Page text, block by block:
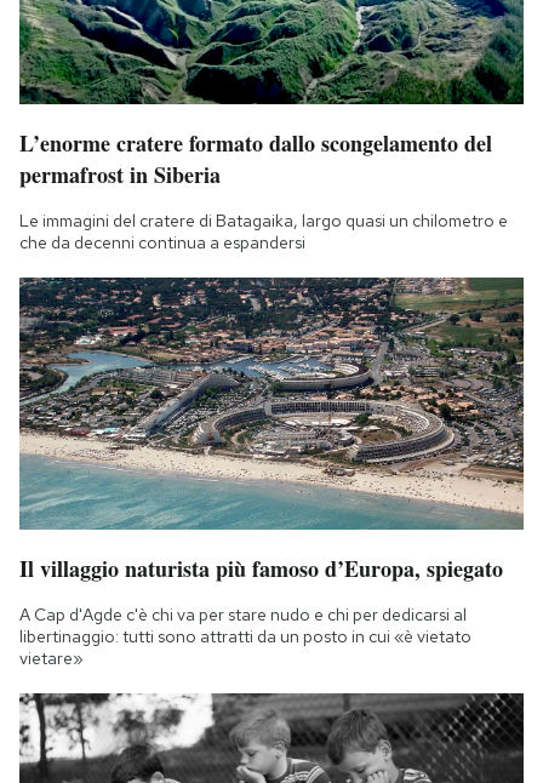
L’enorme cratere formato dallo scongelamento del
permafrost in Siberia
Le immagini del cratere di Batagaika, largo quasi un chilometro e
che da decenni continua a espandersi
Il villaggio naturista più famoso d’Europa, spiegato
A Cap d'Agde c'è chi va per stare nudo e chi per dedicarsi al
libertinaggio: tutti sono attratti da un posto in cui «è vietato
vietare»